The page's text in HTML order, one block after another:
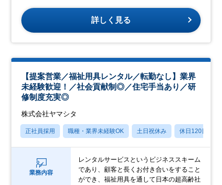
詳しく見る
【提案営業／福祉用具レンタル／転勤なし】業界
未経験歓迎！／社会貢献制◎／住宅手当あり／研
修制度充実◎
株式会社ヤマシタ
正社員採用 職種・業界未経験OK 土日祝休み 休日120日以上
業務内容
レンタルサービスというビジネススキーム
であり、顧客と長くお付き合いをすること
ができ、福祉用具を通して日本の超高齢社